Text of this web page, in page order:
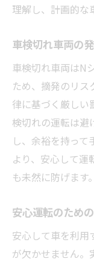
理解し、計画的な
車検切れ車両の
車検切れ車両はN
ため、摘発のリス
律に基づく厳しい
検切れの運転は避
し、余裕を持っ
より、安心して運
も未然に防げます。
安心運転のため
安心して車を利用
が欠かせません。